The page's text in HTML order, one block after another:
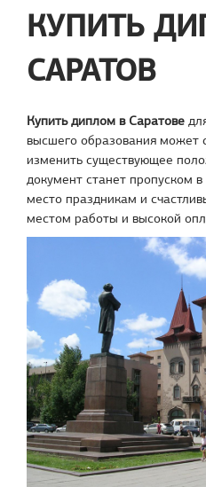
КУПИТЬ
САРАТОВ
Купить диплом в Саратове
высшего образования может
изменить существующее
документ станет пропуском
место праздникам и
местом работы и высокой